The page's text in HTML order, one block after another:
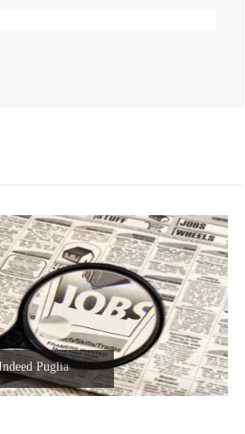
Puglia